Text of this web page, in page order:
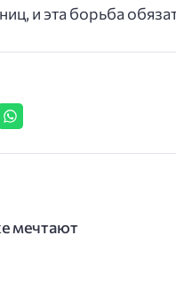
и эта борьба
мечтают